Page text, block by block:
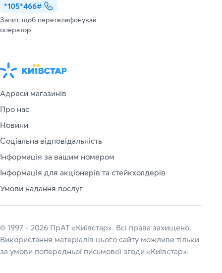
*105*466#
Запит, щоб перетелефонував
оператор
Адреси магазинів
Про нас
Новини
Соціальна відповідальність
Інформація за вашим номером
Інформація для акціонерів та стейкхолдерів
Умови надання послуг
© 1997 - 2026 ПрАТ «Київстар». Всі права захищено.
Використання матеріалів цього сайту можливе тільки
за умови попередньої письмової згоди «Київстар».